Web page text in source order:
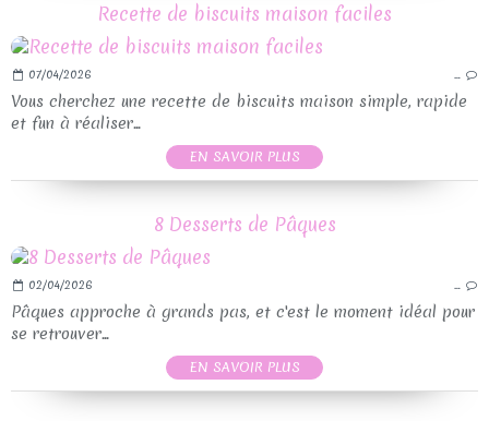
Recette de biscuits maison faciles
07/04/2026 …
Vous cherchez une recette de biscuits maison simple, rapide
et fun à réaliser...
EN SAVOIR PLUS
8 Desserts de Pâques
02/04/2026 …
Pâques approche à grands pas, et c'est le moment idéal pour
se retrouver...
EN SAVOIR PLUS